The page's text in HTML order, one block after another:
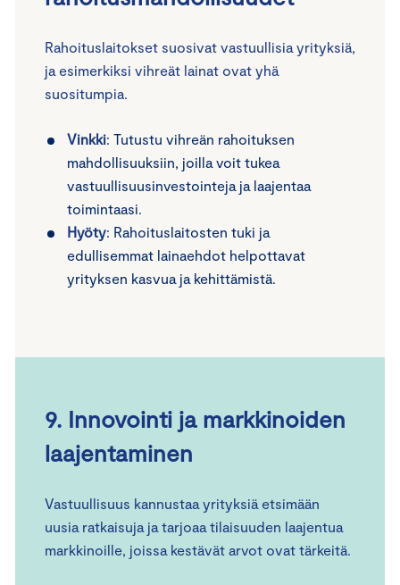
Rahoituslaitokset suosivat vastuullisia yrityksiä,
ja esimerkiksi vihreät lainat ovat yhä
suositumpia.
Vinkki: Tutustu vihreän rahoituksen
mahdollisuuksiin, joilla voit tukea
vastuullisuusinvestointeja ja laajentaa
toimintaasi.
Hyöty: Rahoituslaitosten tuki ja
edullisemmat lainaehdot helpottavat
yrityksen kasvua ja kehittämistä.
9. Innovointi ja markkinoiden
laajentaminen
Vastuullisuus kannustaa yrityksiä etsimään
uusia ratkaisuja ja tarjoaa tilaisuuden laajentua
markkinoille, joissa kestävät arvot ovat tärkeitä.